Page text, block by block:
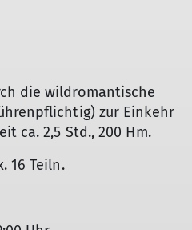
die wildromantische
zur Einkehr
ca. 2,5 Std., 200 Hm.
16 Teiln.